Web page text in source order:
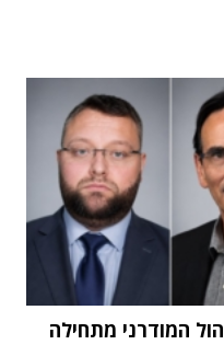
המודרני מתחילה